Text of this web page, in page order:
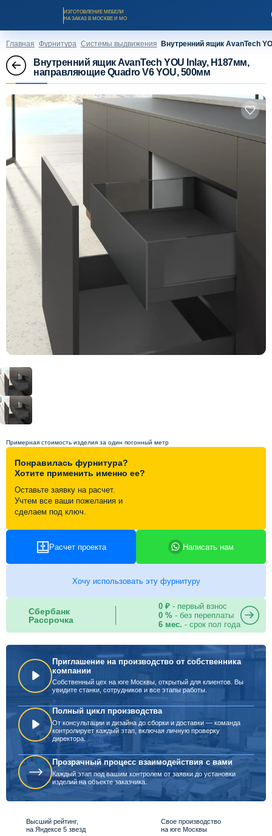
ИЗГОТОВЛЕНИЕ МЕБЕЛИ
НА ЗАКАЗ В МОСКВЕ И МО
Каталог мебели на заказ
О компании
Оплата и доставка
Рассрочка и кредит
Схема работы
Акции и скидки
Портфолио
Видеоотзывы
Контакты
Главная Фурнитура Системы выдвижения Внутренний ящик AvanTech
Внутренний ящик AvanTech YOU Inlay, H187мм,
направляющие Quadro V6 YOU, 500мм
Примерная стоимость изделия за один погонный метр
Понравилась фурнитура?
Хотите применить именно ее?
Оставьте заявку на расчет.
Учтем все ваши пожелания и
сделаем под ключ.
Расчет проекта Написать нам
Хочу использовать эту фурнитуру
Сбербанк
Рассрочка
0 ₽- первый взнос
0 %- без переплаты
6 мес. - срок пол года
Приглашение на производство от собственника
компании
Собственный цех на юге Москвы, открытый для клиентов. Вы
увидите станки, сотрудников и все этапы работы.
Полный цикл производства
От консультации и дизайна до сборки и доставки — команда
контролирует каждый этап, включая личную проверку
директора.
Прозрачный процесс взаимодействия с вами
Каждый этап под вашим контролем от заявки до установки
изделий на объекте заказчика.
Высший рейтинг,
на Яндексе 5 звезд
Свое производство
на юге Москвы